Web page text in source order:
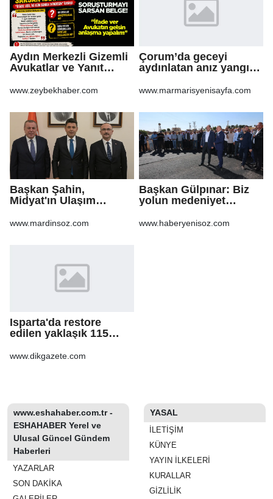
Aydın Merkezli Gizemli
Avukatlar ve Yanıt
www.zeybekhaber.com
Çorum’da geceyi
aydınlatan anız yangını
www.marmarisyenisayfa.com
Başkan Şahin,
Midyat'ın Ulaşım
Taşıdı
www.mardinsoz.com
Başkan Gülpınar: Biz
yolun medeniyet
www.haberyenisoz.com
Isparta'da restore
edilen yaklaşık 115
atmosferiyle
www.dikgazete.com
www.eshahaber.com.tr -
ESHAHABER Yerel ve
Ulusal Güncel Gündem
Haberleri
YAZARLAR
SON DAKİKA
YASAL
İLETIŞIM
KÜNYE
YAYIN İLKELERI
KURALLAR
GIZLILIK